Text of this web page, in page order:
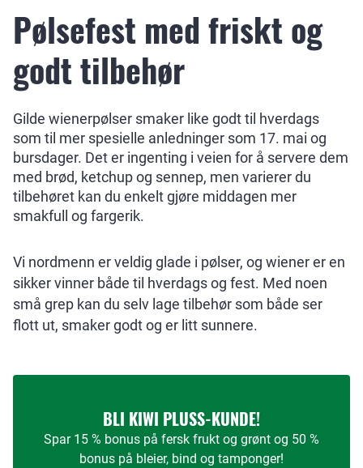
Pølsefest med friskt og
godt tilbehør
Gilde wienerpølser smaker like godt til hverdags
som til mer spesielle anledninger som 17. mai og
bursdager. Det er ingenting i veien for å servere dem
med brød, ketchup og sennep, men varierer du
tilbehøret kan du enkelt gjøre middagen mer
smakfull og fargerik.
Vi nordmenn er veldig glade i pølser, og wiener er en
sikker vinner både til hverdags og fest. Med noen
små grep kan du selv lage tilbehør som både ser
flott ut, smaker godt og er litt sunnere.
BLI KIWI PLUSS-KUNDE!
Spar 15 % bonus på fersk frukt og grønt og 50 %
bonus på bleier, bind og tamponger!